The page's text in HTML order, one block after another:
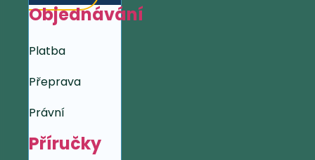
Objednávání
Platba
Přeprava
Právní
Příručky